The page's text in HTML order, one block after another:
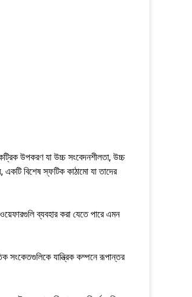
উপকরণ যা উচ্চ সংবেদনশীলতা, উচ্চ
বিশেষ স্ফটিক কাঠামো যা তাদের
ব্যবহার করা যেতে পারে এমন
সংকেতগুলিকে যান্ত্রিক কম্পনে রূপান্তর